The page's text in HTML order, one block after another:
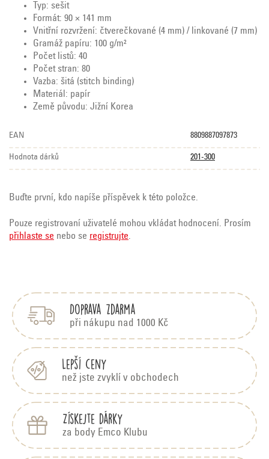
Typ: sešit
Formát: 90 × 141 mm
Vnitřní rozvržení: čtverečkované (4 mm) / linkované (7 mm)
Gramáž papíru: 100 g/m²
Počet listů: 40
Počet stran: 80
Vazba: šitá (stitch binding)
Materiál: papír
Země původu: Jižní Korea
EAN 8809887097873
Hodnota dárků 201-300
Buďte první, kdo napíše příspěvek k této položce.
Pouze registrovaní uživatelé mohou vkládat hodnocení. Prosím
přihlaste se nebo se registrujte.
Doprava zdarma
při nákupu nad 1000 Kč
Lepší ceny
než jste zvyklí v obchodech
Získejte dárky
za body Emco Klubu